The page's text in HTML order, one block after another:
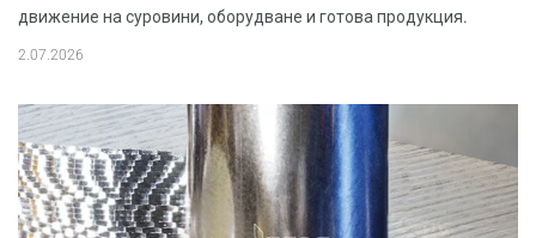
движение на суровини, оборудване и готова продукция.
2.07.2026